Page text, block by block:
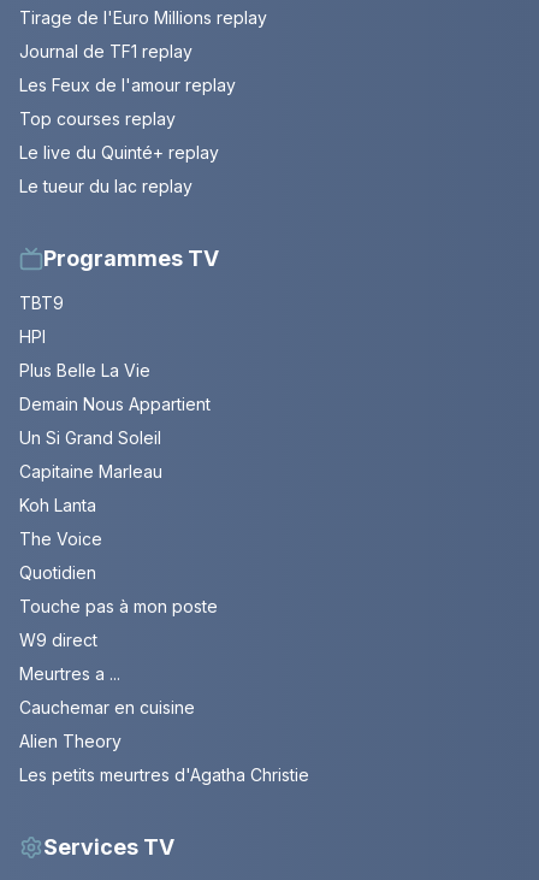
Tirage de l'Euro Millions replay
Journal de TF1 replay
Les Feux de l'amour replay
Top courses replay
Le live du Quinté+ replay
Le tueur du lac replay
Programmes TV
TBT9
HPI
Plus Belle La Vie
Demain Nous Appartient
Un Si Grand Soleil
Capitaine Marleau
Koh Lanta
The Voice
Quotidien
Touche pas à mon poste
W9 direct
Meurtres a ...
Cauchemar en cuisine
Alien Theory
Les petits meurtres d'Agatha Christie
Services TV